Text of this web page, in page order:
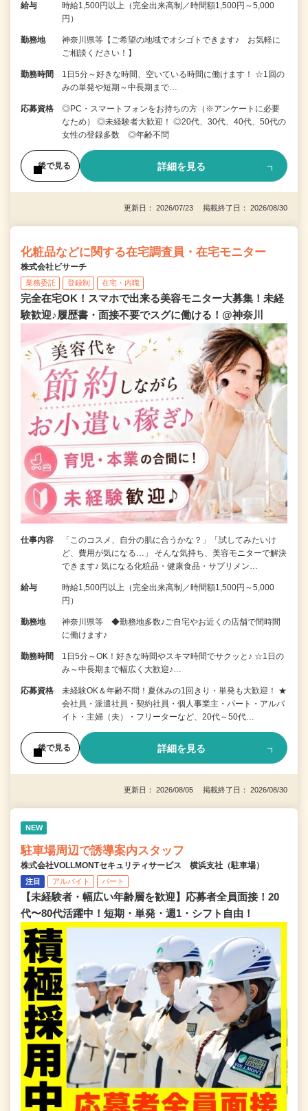
給与
時給1,500円以上（完全出来高制／時間額1,500円～5,000
円）
勤務地
神奈川県等【ご希望の地域でオシゴトできます♪ お気軽に
ご相談ください！】
勤務時間
1日5分～好きな時間、空いている時間に働けます！ ☆1回の
みの単発や短期～中長期まで…
応募資格
◎PC・スマートフォンをお持ちの方（※アンケートに必要
なため） ◎未経験者大歓迎！ ◎20代、30代、40代、50代の
女性の登録多数 ◎年齢不問
後で見る 詳細を見る
更新日： 2026/07/23 掲載終了日： 2026/08/30
化粧品などに関する在宅調査員・在宅モニター
株式会社ビサーチ
業務委託 登録制 在宅・内職
完全在宅OK！スマホで出来る美容モニター大募集！未経
験歓迎♪履歴書・面接不要でスグに働ける！@神奈川
仕事内容
「このコスメ、自分の肌に合うかな？」「試してみたいけ
ど、費用が気になる…」 そんな気持ち、美容モニターで解決
できます♪ 気になる化粧品・健康食品・サプリメン…
給与
時給1,500円以上（完全出来高制／時間額1,500円～5,000
円）
勤務地
神奈川県等 ◆勤務地多数♪ご自宅やお近くの店舗で間時間
に働けます♪
勤務時間
1日5分～OK！好きな時間やスキマ時間でサクッと♪ ☆1日の
み～中長期まで幅広く大歓迎♪…
応募資格
未経験OK＆年齢不問！夏休みの1回きり・単発も大歓迎！ ★
会社員・派遣社員・契約社員・個人事業主・パート・アルバ
イト・主婦（夫）・フリーターなど、20代～50代…
後で見る 詳細を見る
更新日： 2026/08/05 掲載終了日： 2026/08/30
NEW
駐車場周辺で誘導案内スタッフ
株式会社VOLLMONTセキュリティサービス 横浜支社（駐車場）
注目 アルバイト パート
【未経験者・幅広い年齢層を歓迎】応募者全員面接！20
代〜80代活躍中！短期・単発・週1・シフト自由！